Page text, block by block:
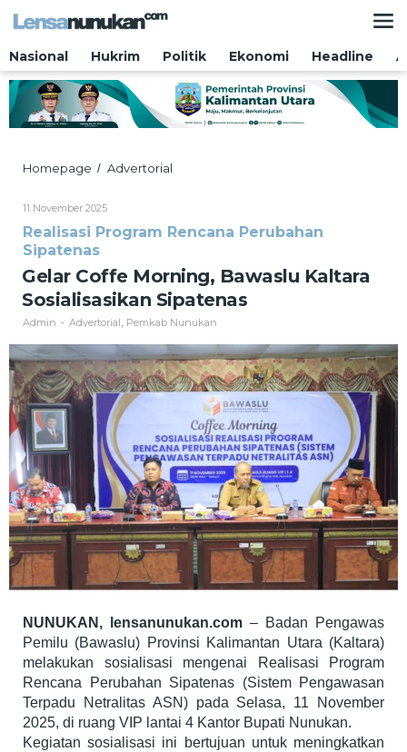
Nasional
Hukrim Politik Ekonomi Headline
Homepage / Advertorial
Kaltara
11 November 2025Oleh
Realisasi Program Rencana Perubahan
Sipatenas
Gelar Coffe Morning, Bawaslu Kaltara
Sosialisasikan Sipatenas
Admin - Advertorial Pemkab Nunukan
NUNUKAN, lensanunukan.com – Badan Pengawas
Pemilu (Bawaslu) Provinsi Kalimantan Utara (Kaltara)
melakukan sosialisasi mengenai Realisasi Program
Rencana Perubahan Sipatenas (Sistem Pengawasan
Terpadu Netralitas ASN) pada Selasa, 11 November
2025, di ruang VIP lantai 4 Kantor Bupati Nunukan.
Kegiatan sosialisasi ini bertujuan untuk meningkatkan